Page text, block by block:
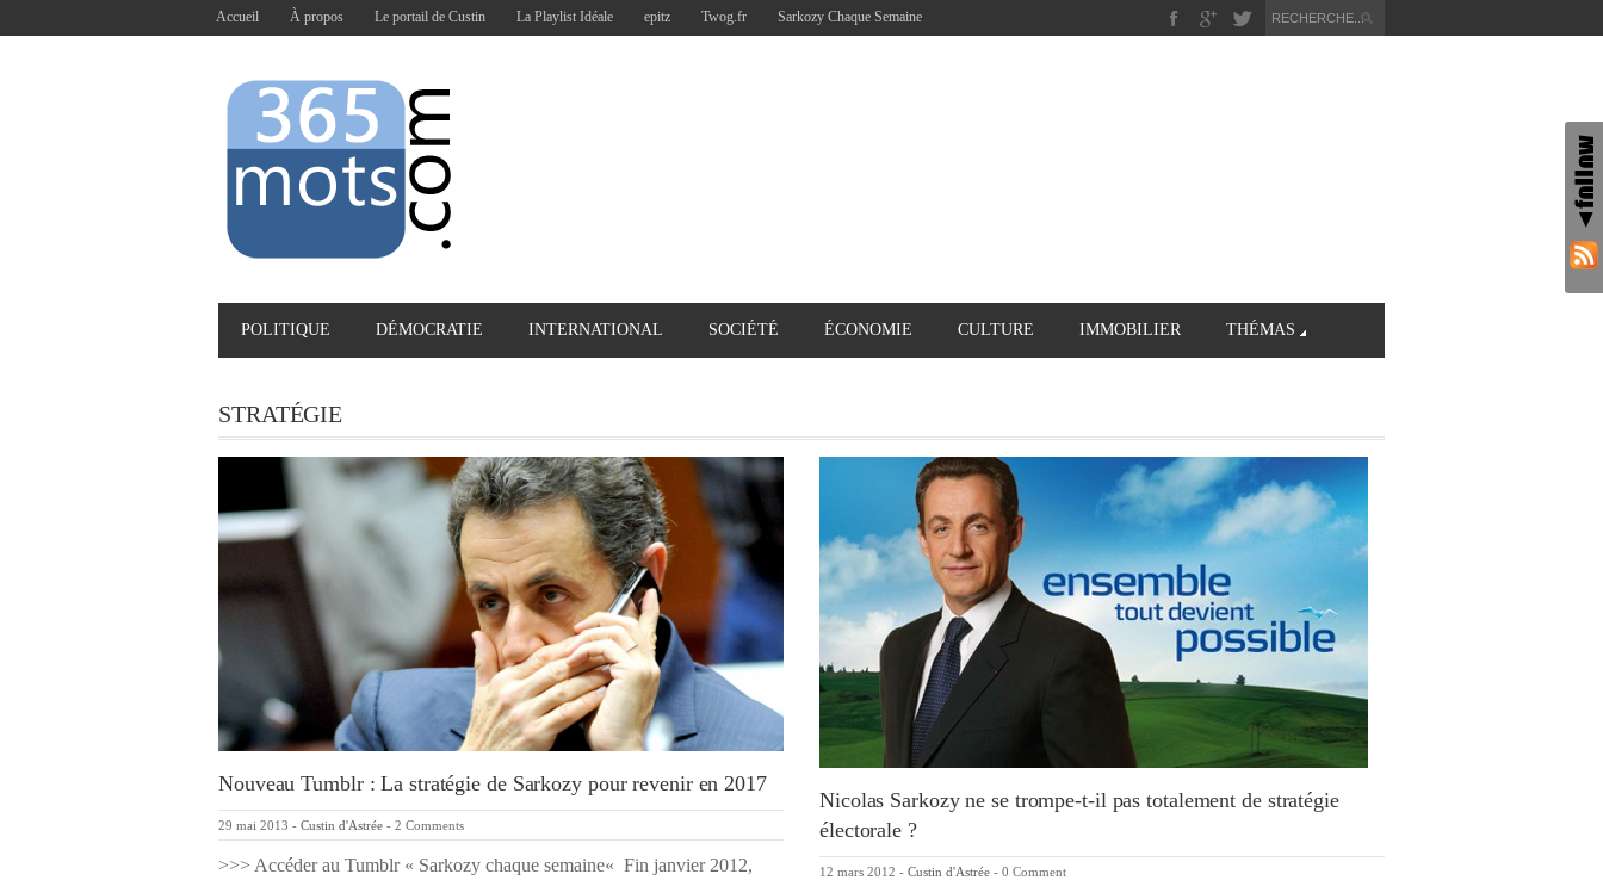
Accueil À propos Le portail de Custin La Playlist Idéale epitz Twog.fr Sarkozy Chaque Semaine
POLITIQUE DÉMOCRATIE INTERNATIONAL SOCIÉTÉ ÉCONOMIE CULTURE IMMOBILIER THÉMAS
STRATÉGIE
Nouveau Tumblr : La stratégie de Sarkozy pour revenir en 2017
29 mai 2013 - Custin d'Astrée - 2 Comments
>>> Accéder au Tumblr « Sarkozy chaque semaine« Fin janvier 2012,
Nicolas Sarkozy ne se trompe-t-il pas totalement de stratégie
électorale ?
12 mars 2012 - Custin d'Astrée - 0 Comment